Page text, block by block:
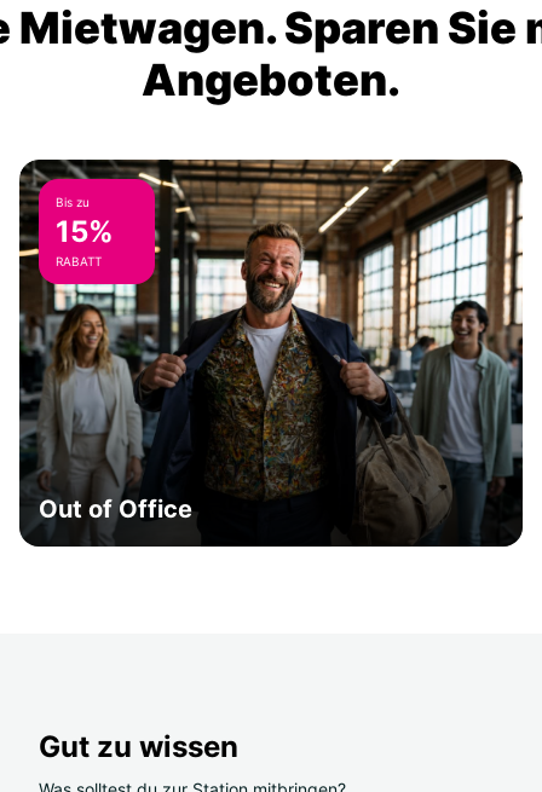
Mietwagen. Sparen Sie
Angeboten.
Bis zu
15%
RABATT
Out of Office
Gut zu wissen